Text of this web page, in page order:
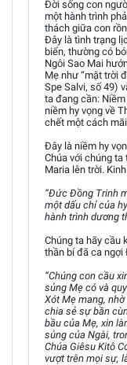
Đời sống con
một hành trình
thách giữa con
Đây là tình trạng
biển, thường có
Ngôi Sao Mai
Mẹ như “mặt trời
Spe Salvi, số 49)
ta đang cần:
niềm hy vọng về
chết một cách
Đây là niềm hy
Chúa với chúng
Maria lên trời.
“Đức Đồng Trinh
một dấu chỉ của
hành trình dương
Chúng ta hãy cầu
thần bí đã ca
“Chúng con cầu
sủng Mẹ có và
Xót Mẹ mang,
chia sẻ sự bần
bầu của Mẹ, xin
sủng của Ngài,
Chúa Giêsu Kitô
vượt trên mọi sự,